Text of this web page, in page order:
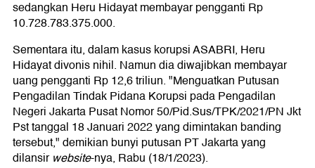
sedangkan Heru Hidayat membayar pengganti Rp
10.728.783.375.000.
Sementara itu, dalam kasus korupsi ASABRI, Heru
Hidayat divonis nihil. Namun dia diwajibkan membayar
uang pengganti Rp 12,6 triliun. "Menguatkan Putusan
Pengadilan Tindak Pidana Korupsi pada Pengadilan
Negeri Jakarta Pusat Nomor 50/Pid.Sus/TPK/2021/PN Jkt
Pst tanggal 18 Januari 2022 yang dimintakan banding
tersebut," demikian bunyi putusan PT Jakarta yang
dilansirwebsite-nya, Rabu (18/1/2023).